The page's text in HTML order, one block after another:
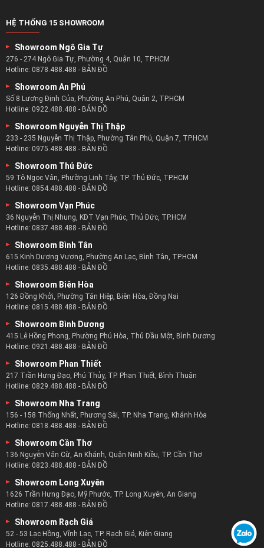
HỆ THỐNG 15 SHOWROOM
Showroom Ngô Gia Tự
276 - 274 Ngô Gia Tự, Phường 4, Quận 10, TP.HCM
Hotline: 0878.488.488 - BẢN ĐỒ
Showroom An Phú
Số 8 Lương Định Của, Phường An Phú, Quận 2, TP.HCM
Hotline: 0922.488.488 - BẢN ĐỒ
Showroom Nguyễn Thị Thập
233 - 235 Nguyễn Thị Thập, Phường Tân Phú, Quận 7, TP.HCM
Hotline: 0975.488.488 - BẢN ĐỒ
Showroom Thủ Đức
59 Tô Ngọc Vân, Phường Linh Tây, TP. Thủ Đức, TP.HCM
Hotline: 0854.488.488 - BẢN ĐỒ
Showroom Vạn Phúc
36 Nguyễn Thị Nhung, KĐT Vạn Phúc, Thủ Đức, TP.HCM
Hotline: 0837.488.488 - BẢN ĐỒ
Showroom Bình Tân
615 Kinh Dương Vương, Phường An Lạc, Bình Tân, TP.HCM
Hotline: 0835.488.488 - BẢN ĐỒ
Showroom Biên Hòa
126 Đồng Khởi, Phường Tân Hiệp, Biên Hòa, Đồng Nai
Hotline: 0815.488.488 - BẢN ĐỒ
Showroom Bình Dương
415 Lê Hồng Phong, Phường Phú Hòa, Thủ Dầu Một, Bình Dương
Hotline: 0921.488.488 - BẢN ĐỒ
Showroom Phan Thiết
217 Trần Hưng Đạo, Phú Thủy, TP. Phan Thiết, Bình Thuận
Hotline: 0829.488.488 - BẢN ĐỒ
Showroom Nha Trang
156 - 158 Thống Nhất, Phương Sài, TP. Nha Trang, Khánh Hòa
Hotline: 0818.488.488 - BẢN ĐỒ
Showroom Cần Thơ
136 Nguyễn Văn Cừ, An Khánh, Quận Ninh Kiều, TP. Cần Thơ
Hotline: 0823.488.488 - BẢN ĐỒ
Showroom Long Xuyên
1626 Trần Hưng Đạo, Mỹ Phước, TP. Long Xuyên, An Giang
Hotline: 0817.488.488 - BẢN ĐỒ
Showroom Rạch Giá
52 - 53 Lạc Hồng, Vĩnh Lạc, TP. Rạch Giá, Kiên Giang
Hotline: 0825.488.488 - BẢN ĐỒ